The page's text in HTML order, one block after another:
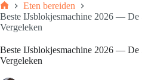
Eten bereiden
Beste IJsblokjesmachine 2026 — De
Vergeleken
Beste IJsblokjesmachine 2026 — De
Vergeleken